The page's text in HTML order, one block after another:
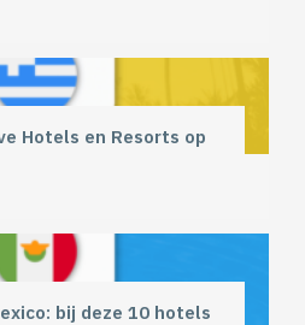
Hotels en Resorts op
bij deze 10 hotels